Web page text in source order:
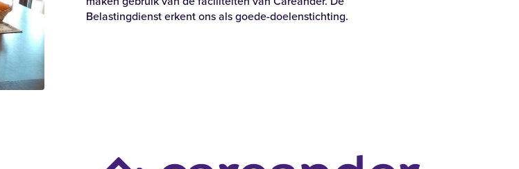
Belastingdienst erkent ons als goede-doelenstichting.